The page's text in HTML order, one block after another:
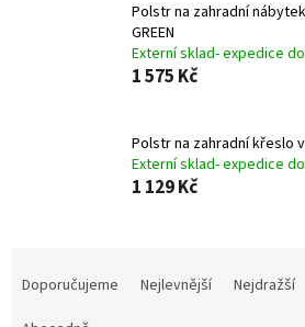
Polstr na zahradní
GREEN
Externí sklad- expedice
1 575 Kč
Polstr na zahradní křeslo
Externí sklad- expedice
1 129 Kč
Doporučujeme Nejlevnější Nejdražší